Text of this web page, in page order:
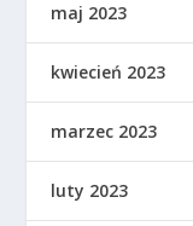
maj 2023
kwiecień 2023
marzec 2023
luty 2023